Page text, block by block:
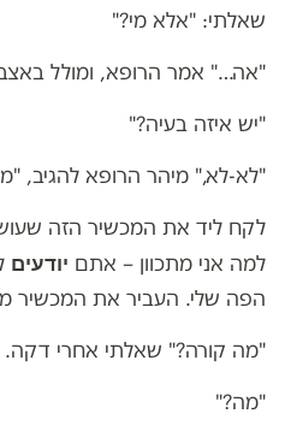
שאלתי: "אלא מי?"
"אה…" אמר הרופא, ומולל
"יש איזה בעיה?"
"לא-לא," מיהר הרופא להגיב,
לקח ליד את המכשיר הזה
למה אני מתכוון – אתם יודעים
הפה שלי. העביר את המכשיר
"מה קורה?" שאלתי אחרי דקה.
"מה?"